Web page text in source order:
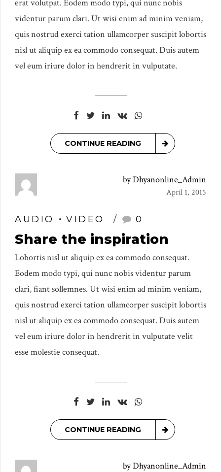
erat volutpat. Eodem modo typi, qui nunc nobis
videntur parum clari. Ut wisi enim ad minim veniam,
quis nostrud exerci tation ullamcorper suscipit lobortis
nisl ut aliquip ex ea commodo consequat. Duis autem
vel eum iriure dolor in hendrerit in vulputate.
CONTINUE READING
by Dhyanonline_Admin
April 1, 2015
AUDIO VIDEO 0
Share the inspiration
Lobortis nisl ut aliquip ex ea commodo consequat.
Eodem modo typi, qui nunc nobis videntur parum
clari, fiant sollemnes. Ut wisi enim ad minim veniam,
quis nostrud exerci tation ullamcorper suscipit lobortis
nisl ut aliquip ex ea commodo consequat. Duis autem
vel eum iriure dolor in hendrerit in vulputate velit
esse molestie consequat.
CONTINUE READING
by Dhyanonline_Admin